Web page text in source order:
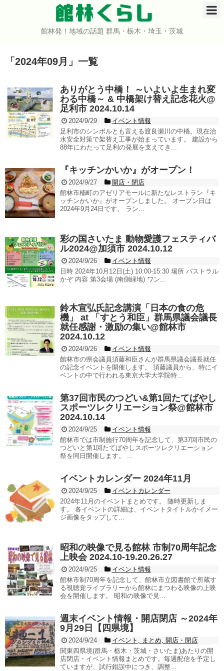
館林くらし
館林発！地域の話題 群馬・栃木・埼玉・茨城
「 2024年09月 」 一覧
ありがとう中橋！ ～いよいよ生まれ変
わる中橋～ & 中橋架け替え記念花火@
足利市 2024.10.14
2024/9/29
イベント情報
足利市のシンボルとも言える渡良瀬川の中橋。現在治
水安全対策で架替え工事が始まっています。 建設から
88年にわたって足利の発展を支えてき...
『キッチンかいか』がオープン！
2024/9/27
開店・閉店
館林市楠町のアゼリアモールに新たなレストラン『キ
ッチンかいか』がオープンしました。 オープン日は
2024年9月24日です。 ラン...
彩の国さいたま 動物愛護フェスティバ
ル2024@加須市 2024.10.12
2024/9/26
イベント情報
日時 2024年10月12日(土) 10:00-15:30 場所 パストラル
かぞ 内容 第3会場 (南側緑地) ワン...
鈴木宣弘氏記念講演「日本の食の危
機」 at 「すとう和臣」群馬県議会議長
就任感謝・激励の集い@館林市
2024.10.12
2024/9/26
イベント情報
館林市の県会議員須藤和臣さんが群馬県議会議長就任
の記念イベントを開催します。 須藤議員から、特にイ
ベントの中で行われる東京大学大学院特...
第37回市民のつどい&第1回たてばやし
スポーツレクリエーション祭@館林市
2024.10.14
2024/9/25
イベント情報
館林市では市制施行70周年を記念して、第37回市民の
つどいと第1回たてばやしスポーツレクリエーション
祭を同日開催します。 ...
イベントカレンダー 2024年11月
2024/9/25
イベントカレンダー
2024年11月のイベントまとめです。 随時更新しま
す。 各イベントの詳細は、イベントタイトルかイメー
ジ画像をタップして...
昭和の映像で見る館林 市制70周年記念
上映会 2024.10-19.20.26.27
2024/9/25
イベント情報
館林市制70周年を記念して、館林市立図書館で所蔵す
る視聴覚ライブラリーから館林にまつわる映像の上映
会を開催します。 昭和の映像で見...
週末イベント情報・開店閉店 ～2024年
9月29日【四県境】
2024/9/24 イベント まとめ
開店・閉店
関東四県境(群馬・栃木・茨城・さいたま)あたりの開
店閉店・イベント情報まとめです。毎週配信を予定し
ていますが、試行錯誤中につき、調整...
ホーム
開店・閉店
イベント
グルメ
ショップ
コミュニティ
宇宙よりも遠い場所